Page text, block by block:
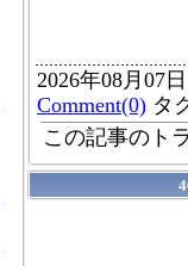
2026年08月07
Comment(0) タ
この記事のト